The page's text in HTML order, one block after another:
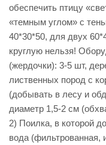
обеспечить птицу
«темным углом» с
40*30*50, для двух
круглую нельзя!
(жердочки): 3-5 шт,
лиственных пород с
(добывать в лесу и
диаметр 1,5-2 см
2) Поилка, в которой
вода (фильтрованная,